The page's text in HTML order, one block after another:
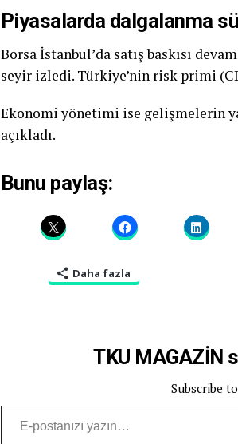
Piyasalarda dalgalanma
Borsa İstanbul’da satış baskısı
seyir izledi. Türkiye’nin risk primi
Ekonomi yönetimi ise gelişmelerin
açıkladı.
Bunu paylaş:
Daha fazla
TKU MAGAZİN
Subscribe
E-postanızı yazın…